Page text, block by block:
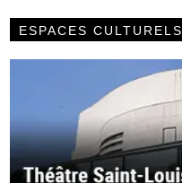
ESPACES CULTURELS